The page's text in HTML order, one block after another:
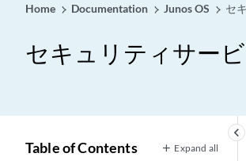
Home Documentation Junos OS セ
セキュリティサー
keyboard_arrow_left
Table of Contents Expand all